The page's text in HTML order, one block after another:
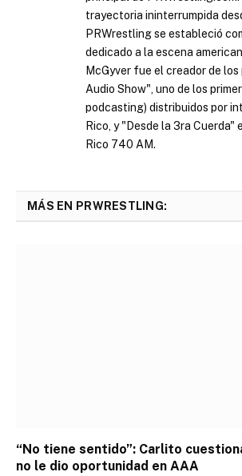
trayectoria ininterrumpida
PRWrestling se estableció
dedicado a la escena
McGyver fue el creador de
Audio Show", uno de los
podcasting) distribuidos por
Rico, y "Desde la 3ra Cuerda"
Rico 740 AM.
MÁS EN PRWRESTLING:
“No tiene sentido”: Carlito
no le dio oportunidad en AAA